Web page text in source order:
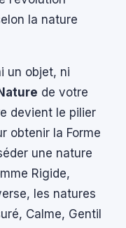
la nature
un objet, ni
de votre
devient le pilier
obtenir la Forme
une nature
Rigide,
les natures
Calme, Gentil